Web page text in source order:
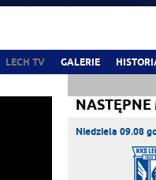
LECH TV GALERIE
NASTĘPNE
Niedziela 09.08